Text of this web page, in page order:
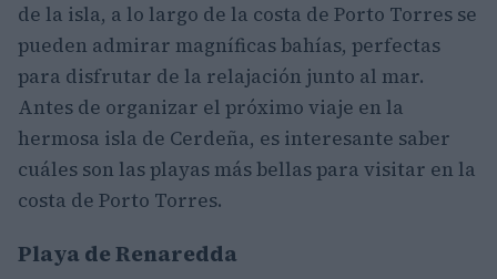
de la isla, a lo largo de la costa de Porto Torres se
pueden admirar magníficas bahías, perfectas
para disfrutar de la relajación junto al mar.
Antes de organizar el próximo viaje en la
hermosa isla de Cerdeña, es interesante saber
cuáles son las playas más bellas para visitar en la
costa de Porto Torres.
Playa de Renaredda